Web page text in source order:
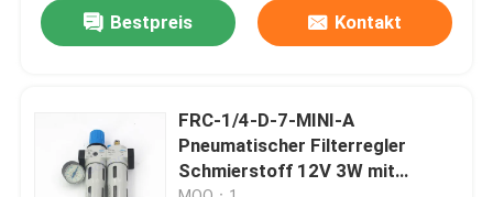
Neuigkeiten
Bitte um ein Angebot
Pneumatische Rohrverbindungen
Bestpreis Kontakt
FRC-1/4-D-7-MINI-A
Pneumatischer Filterregler
Schmierstoff 12V 3W mit